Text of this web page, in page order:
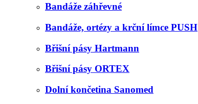
Bandáže záhřevné
Bandáže, ortézy a krční límce PUSH
Břišní pásy Hartmann
Břišní pásy ORTEX
Dolní končetina Sanomed